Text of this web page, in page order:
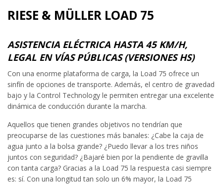
RIESE & MÜLLER LOAD 75
ASISTENCIA ELÉCTRICA HASTA 45 KM/H,
LEGAL EN VÍAS PÚBLICAS (VERSIONES HS)
Con una enorme plataforma de carga, la Load 75 ofrece un
sinfín de opciones de transporte. Además, el centro de gravedad
bajo y la Control Technology le permiten entregar una excelente
dinámica de conducción durante la marcha.
Aquellos que tienen grandes objetivos no tendrían que
preocuparse de las cuestiones más banales: ¿Cabe la caja de
agua junto a la bolsa grande? ¿Puedo llevar a los tres niños
juntos con seguridad? ¿Bajaré bien por la pendiente de gravilla
con tanta carga? Gracias a la Load 75 la respuesta casi siempre
es: sí. Con una longitud tan solo un 6% mayor, la Load 75